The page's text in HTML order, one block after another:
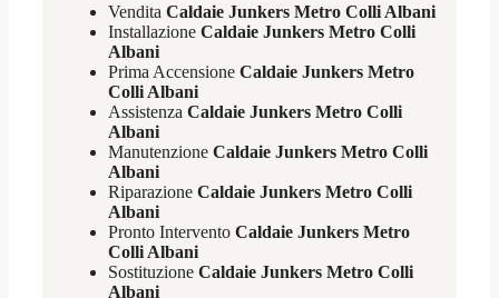
Vendita Caldaie Junkers Metro Colli Albani
Installazione Caldaie Junkers Metro Colli
Albani
Prima Accensione Caldaie Junkers Metro
Colli Albani
Assistenza Caldaie Junkers Metro Colli
Albani
Manutenzione Caldaie Junkers Metro Colli
Albani
Riparazione Caldaie Junkers Metro Colli
Albani
Pronto Intervento Caldaie Junkers Metro
Colli Albani
Sostituzione Caldaie Junkers Metro Colli
Albani